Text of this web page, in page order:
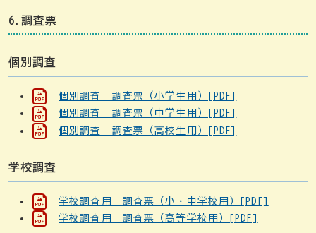
6.調査票
個別調査
個別調査 調査票（小学生用）[PDF]
個別調査 調査票（中学生用）[PDF]
個別調査 調査票（高校生用）[PDF]
学校調査
学校調査用 調査票（小・中学校用）[PDF]
学校調査用 調査票（高等学校用）[PDF]